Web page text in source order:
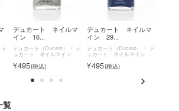
デ
デュカート ネイルマ
イン 16...
デュカート（Ducato） デ
ュカート ネイルマイン
495
デュカート ネイルマ
イン 29...
デュカート（Ducato） デ
ュカート ネイルマイン
495
覧